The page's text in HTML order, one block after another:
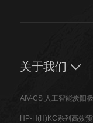
关于我们
AIV-CS 人工智能炭阳
HP-H(H)KC系列高效